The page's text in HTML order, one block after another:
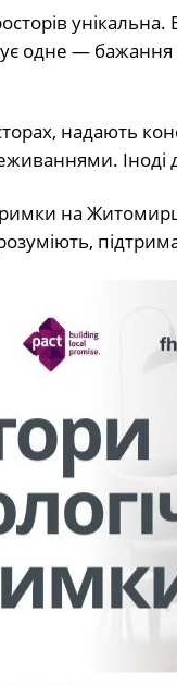
одне —
надають
Іноді
на